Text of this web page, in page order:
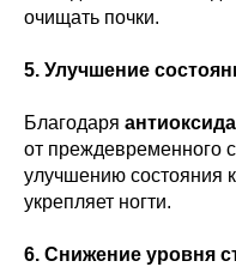
очищать почки.
5. Улучшение
Благодаря
от преждевременного
улучшению состояния
укрепляет ногти.
6. Снижение уровня